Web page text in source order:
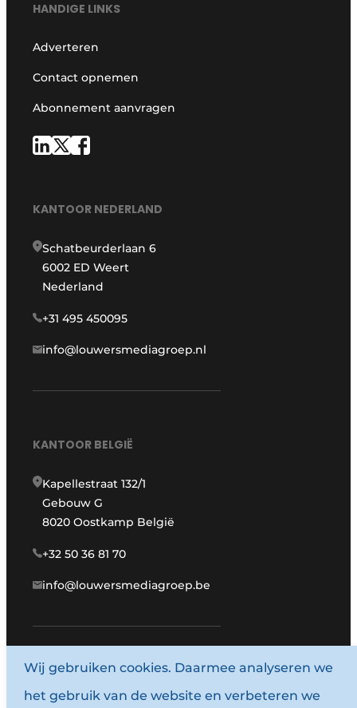
HANDIGE LINKS
Adverteren
Contact opnemen
Abonnement aanvragen
KANTOOR NEDERLAND
Schatbeurderlaan 6
6002 ED Weert
Nederland
+31 495 450095
info@louwersmediagroep.nl
KANTOOR BELGIË
Kapellestraat 132/1
Gebouw G
8020 Oostkamp België
+32 50 36 81 70
info@louwersmediagroep.be
www.louwersmediagroep.com
© 1987 - 2026 Louwersmediagroep.
Wij gebruiken cookies. Daarmee analyseren we
het gebruik van de website en verbeteren we